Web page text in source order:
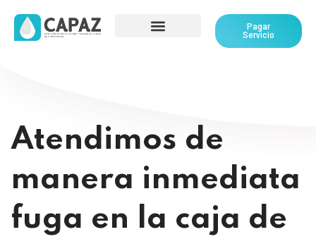
Pagar
Servicio
Atendimos de
manera inmediata
fuga en la caja de